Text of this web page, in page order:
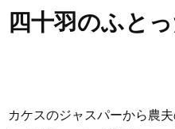
四十羽のふと
カケスのジャスパーから農